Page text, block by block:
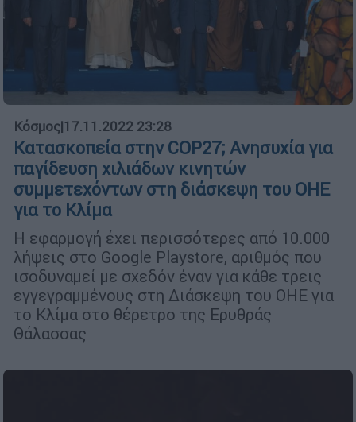
Κόσμος|17.11.2022 23:28
Κατασκοπεία στην COP27; Ανησυχία για
παγίδευση χιλιάδων κινητών
συμμετεχόντων στη διάσκεψη του ΟΗΕ
για το Κλίμα
Η εφαρμογή έχει περισσότερες από 10.000
λήψεις στο Google Playstore, αριθμός που
ισοδυναμεί με σχεδόν έναν για κάθε τρεις
εγγεγραμμένους στη Διάσκεψη του ΟΗΕ για
το Κλίμα στο θέρετρο της Ερυθράς
Θάλασσας